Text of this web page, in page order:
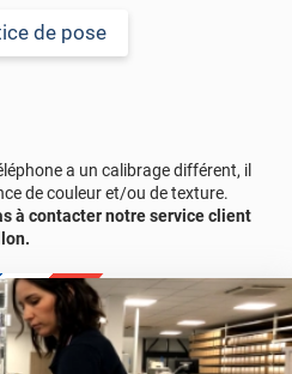
(anti craquèlement,
porte avec un surplus de 13 cm
cadre.
de pose
a un calibrage différent, il
de couleur et/ou de texture.
à contacter notre service client